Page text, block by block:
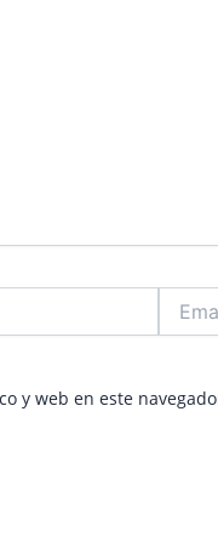
y web en este